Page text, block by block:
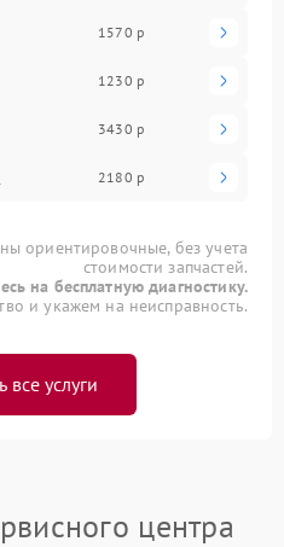
1570 р
1230 р
3430 р
2180 р
ориентировочные, без учета
стоимости запчастей.
на бесплатную диагностику.
и укажем на неисправность.
все услуги
центра